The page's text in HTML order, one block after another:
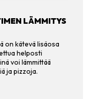
LÄMMITYS
on kätevä lisäosa
helposti
voi lämmittää
ja pizzoja.